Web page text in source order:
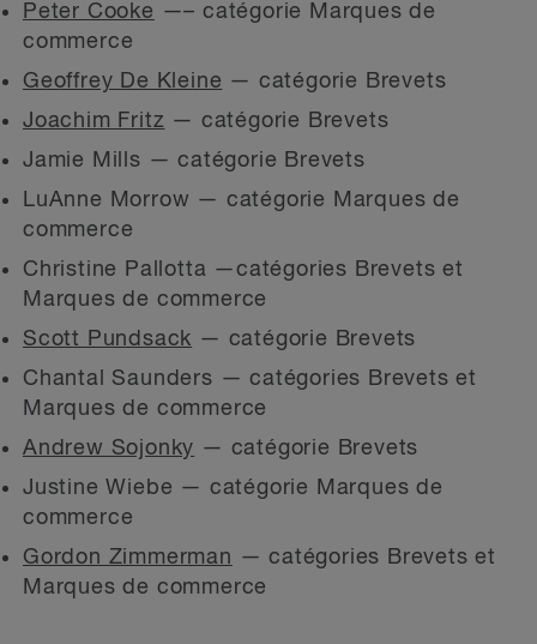
Peter Cooke —– catégorie Marques de
commerce
Geoffrey De Kleine — catégorie Brevets
Joachim Fritz — catégorie Brevets
Jamie Mills — catégorie Brevets
LuAnne Morrow — catégorie Marques de
commerce
Christine Pallotta —catégories Brevets et
Marques de commerce
Scott Pundsack — catégorie Brevets
Chantal Saunders — catégories Brevets et
Marques de commerce
Andrew Sojonky — catégorie Brevets
Justine Wiebe — catégorie Marques de
commerce
Gordon Zimmerman — catégories Brevets et
Marques de commerce